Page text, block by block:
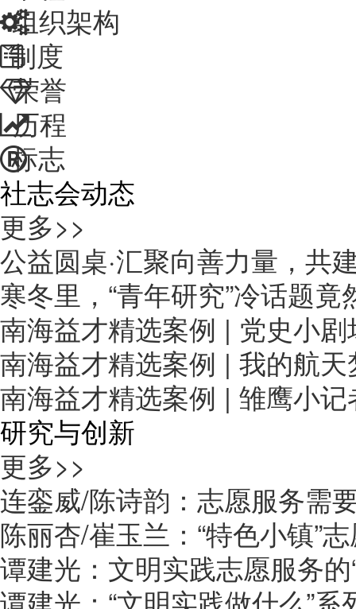
组织架构
制度
荣誉
历程
标志
社志会动态
更多>>
公益圆桌·汇聚向善力量，共
寒冬里，“青年研究”冷话题
南海益才精选案例 | 党史小
南海益才精选案例 | 我的航
南海益才精选案例 | 雏鹰小
研究与创新
更多>>
连銮威/陈诗韵：志愿服务需
陈丽杏/崔玉兰：“特色小镇”
谭建光：文明实践志愿服务的